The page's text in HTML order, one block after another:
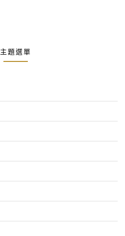
主題選單